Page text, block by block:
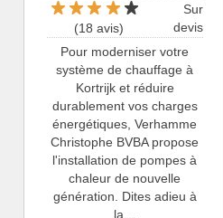
(18 avis)
Sur
devis
Pour moderniser votre
système de chauffage à
Kortrijk et réduire
durablement vos charges
énergétiques, Verhamme
Christophe BVBA propose
l'installation de pompes à
chaleur de nouvelle
génération. Dites adieu à
la…